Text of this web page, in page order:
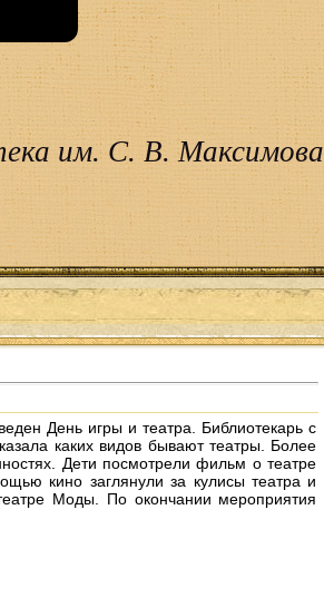
им. С. В. Максимова
День игры и театра. Библиотекарь с
каких видов бывают театры. Более
Дети посмотрели фильм о театре
кино заглянули за кулисы театра и
Моды. По окончании мероприятия